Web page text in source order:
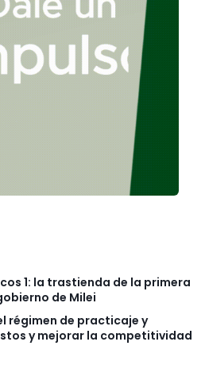
1: la trastienda de la primera
de Milei
régimen de practicaje y
y mejorar la competitividad